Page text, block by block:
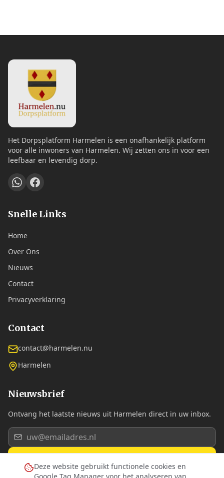
Deze website gebruikt functionele cookies en
Het Dorpsplatform Harmelen is een onafhankelijk platform
voor alle inwoners van Harmelen. Wij zetten ons in voor een
leefbaar en levendig dorp.
Snelle Links
Home
Over Ons
Nieuws
Contact
Privacyverklaring
Contact
contact@harmelen.nu
Harmelen
Nieuwsbrief
Ontvang het laatste nieuws uit Harmelen direct in uw inbox.
Aanmelden